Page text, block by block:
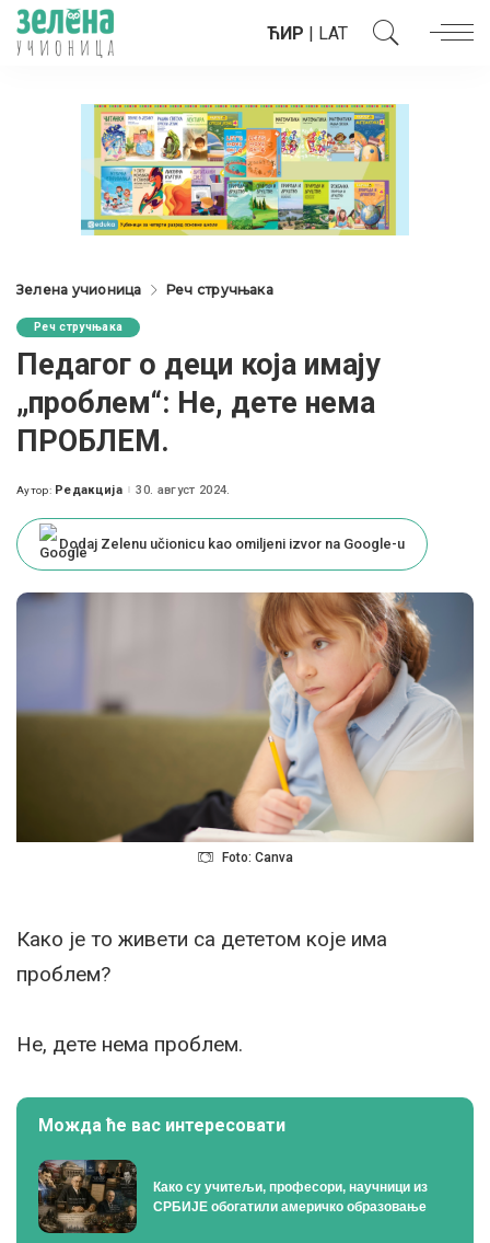
ЋИР | LAT
Зелена учионица Реч стручњака
Реч стручњака
Педагог о деци која имају
„проблем“: Не, дете нема
ПРОБЛЕМ.
Posted
Аутор: Редакција 30. август 2024.
Dodaj Zelenu učionicu kao omiljeni izvor na Google-u
Foto: Canva
Како је то живети са дететом које има
проблем?
Не, дете нема проблем.
Можда ће вас интересовати
Како су учитељи, професори, научници из
СРБИЈЕ обогатили америчко образовање